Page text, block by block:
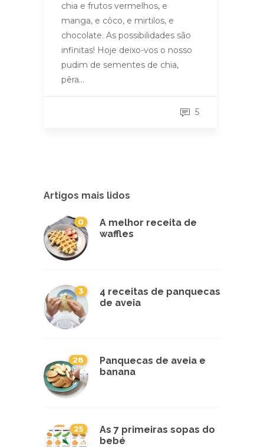
chia e frutos vermelhos, e
manga, e côco, e mirtilos, e
chocolate. As possibilidades são
infinitas! Hoje deixo-vos o nosso
pudim de sementes de chia,
pêra…
5
Artigos mais lidos
0
A melhor receita de
waffles
3
4 receitas de panquecas
de aveia
28
Panquecas de aveia e
banana
25
As 7 primeiras sopas do
bebé